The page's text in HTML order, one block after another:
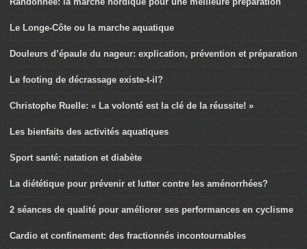
Le Longe-Côte ou la marche aquatique
Douleurs d’épaule du nageur: explication, prévention et préparation
Le footing de décrassage existe-t-il?
Christophe Ruelle: « La volonté est la clé de la réussite! »
Les bienfaits des activités aquatiques
Sport santé: natation et diabète
La diététique pour prévenir et lutter contre les aménorrhées?
2 séances de qualité pour améliorer ses performances en cyclisme
Cardio et confinement: des fractionnés incontournables